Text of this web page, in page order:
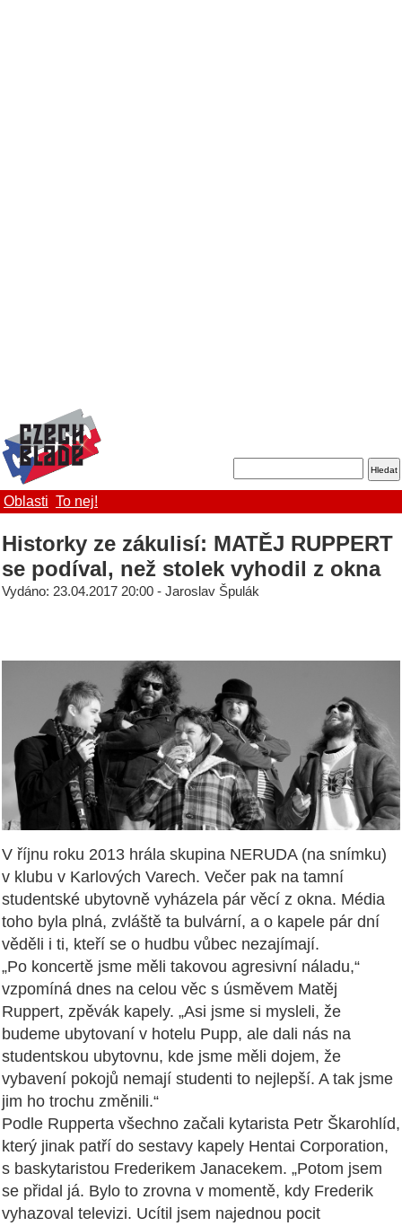
Oblasti To nej!
Historky ze zákulisí: MATĚJ RUPPERT
se podíval, než stolek vyhodil z okna
Vydáno: 23.04.2017 20:00 - Jaroslav Špulák
V říjnu roku 2013 hrála skupina NERUDA (na snímku)
v klubu v Karlových Varech. Večer pak na tamní
studentské ubytovně vyházela pár věcí z okna. Média
toho byla plná, zvláště ta bulvární, a o kapele pár dní
věděli i ti, kteří se o hudbu vůbec nezajímají.
„Po koncertě jsme měli takovou agresivní náladu,“
vzpomíná dnes na celou věc s úsměvem Matěj
Ruppert, zpěvák kapely. „Asi jsme si mysleli, že
budeme ubytovaní v hotelu Pupp, ale dali nás na
studentskou ubytovnu, kde jsme měli dojem, že
vybavení pokojů nemají studenti to nejlepší. A tak jsme
jim ho trochu změnili.“
Podle Rupperta všechno začali kytarista Petr Škarohlíd,
který jinak patří do sestavy kapely Hentai Corporation,
s baskytaristou Frederikem Janacekem. „Potom jsem
se přidal já. Bylo to zrovna v momentě, kdy Frederik
vyhazoval televizi. Ucítil jsem najednou pocit